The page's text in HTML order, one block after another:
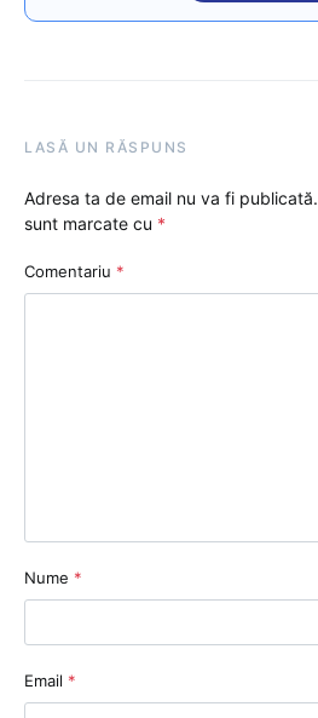
LASĂ UN RĂSPUNS
Adresa ta de email nu va fi publicată.
sunt marcate cu *
Comentariu *
Nume *
Email *